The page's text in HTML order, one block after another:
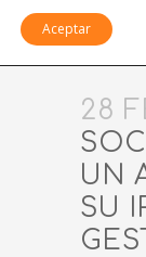
28
UN
SU
Aceptar